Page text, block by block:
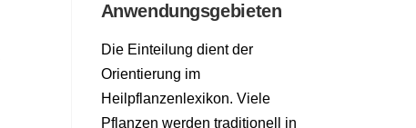
Anwendungsgebieten
Die Einteilung dient der
Orientierung im
Heilpflanzenlexikon. Viele
Pflanzen werden traditionell in